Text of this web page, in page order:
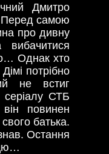
Дмитро
Перед самою
про дивну
вибачитися
Однак хто
потрібно
не встиг
серіалу СТБ
повинен
батька.
Остання